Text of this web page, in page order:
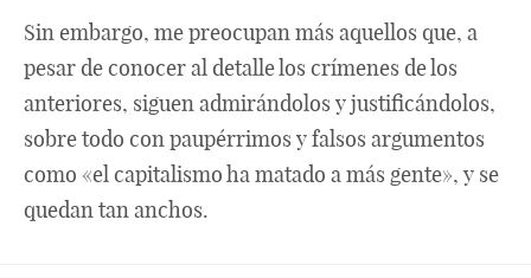
Sin embargo, me preocupan más aquellos que, a
pesar de conocer al detalle los crímenes de los
anteriores, siguen admirándolos y justificándolos,
sobre todo con paupérrimos y falsos argumentos
como «el capitalismo ha matado a más gente», y se
quedan tan anchos.